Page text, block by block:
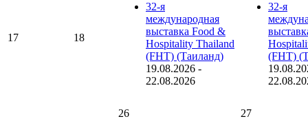
17 18
32-я
международная
выставка Food &
Hospitality Thailand
(FHT) (Таиланд)
19.08.2026 -
22.08.2026
32-я
(FHT)
26
27